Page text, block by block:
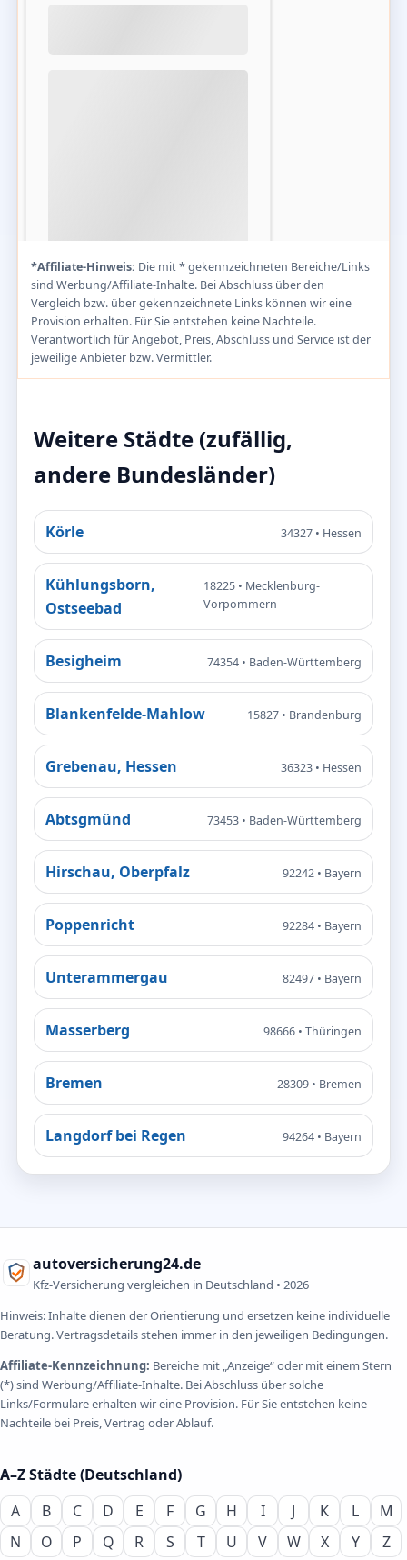
*Affiliate-Hinweis: Die mit * gekennzeichneten Bereiche/Links
sind Werbung/Affiliate-Inhalte. Bei Abschluss über den
Vergleich bzw. über gekennzeichnete Links können wir eine
Provision erhalten. Für Sie entstehen keine Nachteile.
Verantwortlich für Angebot, Preis, Abschluss und Service ist der
jeweilige Anbieter bzw. Vermittler.
Weitere Städte (zufällig,
andere Bundesländer)
Körle 34327 • Hessen
Kühlungsborn,
Ostseebad
18225 • Mecklenburg-
Vorpommern
Besigheim 74354 • Baden-Württemberg
Blankenfelde-Mahlow 15827 • Brandenburg
Grebenau, Hessen 36323 • Hessen
Abtsgmünd 73453 • Baden-Württemberg
Hirschau, Oberpfalz 92242 • Bayern
Poppenricht 92284 • Bayern
Unterammergau 82497 • Bayern
Masserberg 98666 • Thüringen
Bremen 28309 • Bremen
Langdorf bei Regen 94264 • Bayern
autoversicherung24.de
Kfz-Versicherung vergleichen in Deutschland • 2026
Hinweis: Inhalte dienen der Orientierung und ersetzen keine individuelle
Beratung. Vertragsdetails stehen immer in den jeweiligen Bedingungen.
Affiliate-Kennzeichnung: Bereiche mit „Anzeige“ oder mit einem Stern
(*) sind Werbung/Affiliate-Inhalte. Bei Abschluss über solche
Links/Formulare erhalten wir eine Provision. Für Sie entstehen keine
Nachteile bei Preis, Vertrag oder Ablauf.
A–Z Städte (Deutschland)
A
B C D E F G H I J K L
M
N
O P Q R S T U V W X Y Z